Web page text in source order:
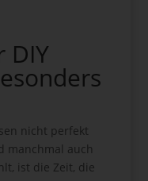
DIY
nicht perfekt
manchmal auch
ist die Zeit, die